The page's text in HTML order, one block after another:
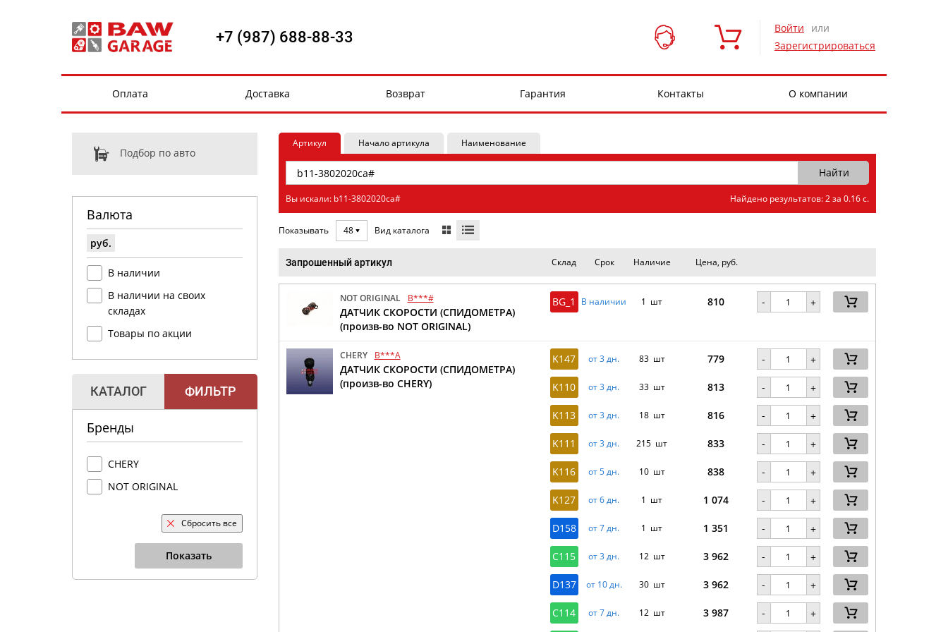
+7 (987) 688-88-33 Войти
или
Зарегистрироваться
Оплата Доставка Возврат Гарантия Контакты О компании
Подбор по авто
Валюта
руб.
В наличии
В наличии на своих
складах
Товары по акции
КАТАЛОГ ФИЛЬТР
Бренды
CHERY
NOT ORIGINAL
Сбросить все
Показать
Артикул Начало артикула Наименование
Вы искали: b11-3802020ca# Найдено результатов: 2 за 0.16 с.
Показывать 48 Вид каталога
Запрошенный артикул Склад Срок Наличие Цена, руб.
NOT ORIGINAL B***#
ДАТЧИК СКОРОСТИ (СПИДОМЕТРА)
(произв-во NOT ORIGINAL)
BG_1 В наличии 1 шт 810 - +
CHERY B***A
ДАТЧИК СКОРОСТИ (СПИДОМЕТРА)
(произв-во CHERY)
K147 от 3 дн. 83 шт 779 - +
K110 от 3 дн. 33 шт 813 - +
K113 от 3 дн. 18 шт 816 - +
K111 от 3 дн. 215 шт 833 - +
K116 от 5 дн. 10 шт 838 - +
K127 от 6 дн. 1 шт 1 074 - +
D158 от 7 дн. 1 шт 1 351 - +
C115 от 3 дн. 12 шт 3 962 - +
D137 от 10 дн. 30 шт 3 962 - +
C114 от 7 дн. 12 шт 3 987 - +